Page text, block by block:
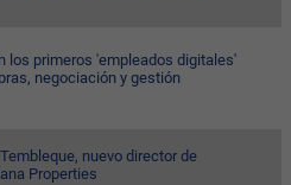
los primeros 'empleados digitales'
negociación y gestión
nuevo director de
Properties